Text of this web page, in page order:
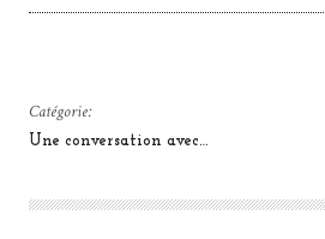
Catégorie:
Une conversation avec…